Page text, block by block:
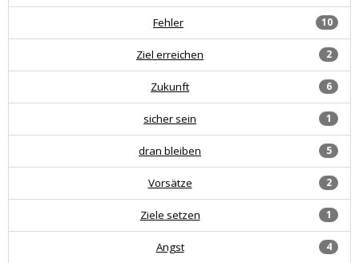
10
Fehler
2
Ziel erreichen
6
Zukunft
1
sicher sein
5
dran bleiben
2
Vorsätze
1
Ziele setzen
4
Angst